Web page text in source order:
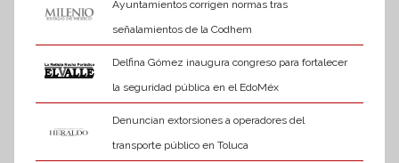
Ayuntamientos corrigen normas tras
señalamientos de la Codhem
Delfina Gómez inaugura congreso para fortalecer
la seguridad pública en el EdoMéx
Denuncian extorsiones a operadores del
transporte público en Toluca